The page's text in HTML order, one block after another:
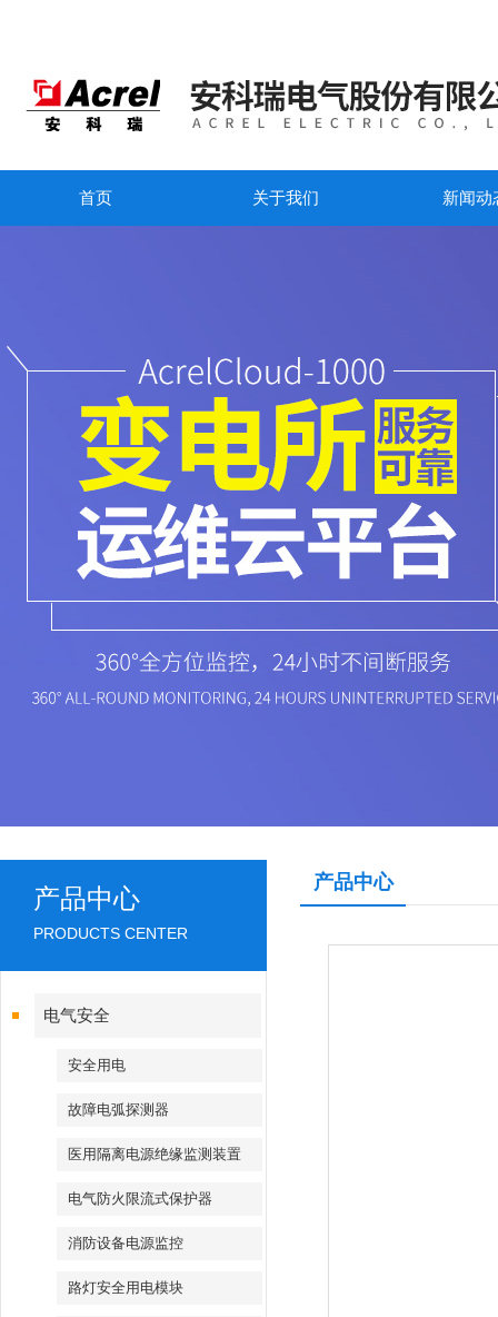
首页 关于我们 新闻动
产品中心
PRODUCTS CENTER
电气安全
安全用电
故障电弧探测器
医用隔离电源绝缘监测装置
电气防火限流式保护器
消防设备电源监控
路灯安全用电模块
产品中心